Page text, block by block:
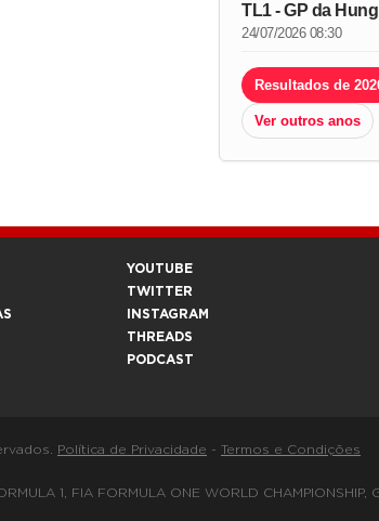
TL1 - GP da
24/07/2026 08:30
Resultados de
Ver outros anos
YOUTUBE
TWITTER
INSTAGRAM
THREADS
PODCAST
Política de Privacidade - Termos e Condições
1, FIA FORMULA ONE WORLD CHAMPIONSHIP,